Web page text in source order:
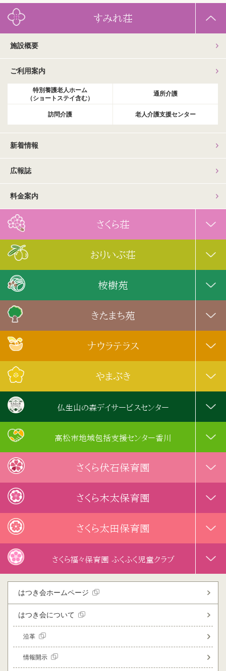
すみれ荘
施設概要
ご利用案内
特別養護老人ホーム
（ショートステイ含む）
通所介護
訪問介護 老人介護支援センター
新着情報
広報誌
料金案内
さくら荘
おりいぶ荘
桉樹苑
きたまち苑
ナウラテラス
やまぶき
仏生山の森デイサービスセンター
高松市地域包括支援センター香川
さくら伏石保育園
さくら木太保育園
さくら太田保育園
さくら福々保育園 ふくふく児童クラブ
はつき会ホームページ
はつき会について
沿革
情報開示